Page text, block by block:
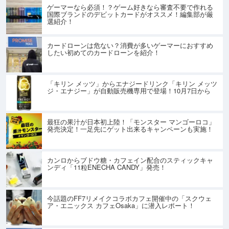
ゲーマーなら必須！？ゲーム好きなら審査不要で作れる
国際ブランドのデビットカードがオススメ！編集部が厳
選紹介！
カードローンは危ない？消費が多いゲーマーにおすすめ
したい初めてのカードローンを紹介！
「キリン メッツ」からエナジードリンク「キリン メッツ
ジ・エナジー」が自動販売機専用で登場！10月7日から
最狂の果汁が日本初上陸！「モンスター マンゴーロコ」
発売決定！一足先にゲット出来るキャンペーンも実施！
カンロからブドウ糖・カフェイン配合のスティックキャ
ンディ「11粒ENECHA CANDY」発売！
今話題のFF7リメイクコラボカフェ開催中の「スクウェ
ア・エニックス カフェOsaka」に潜入レポート！